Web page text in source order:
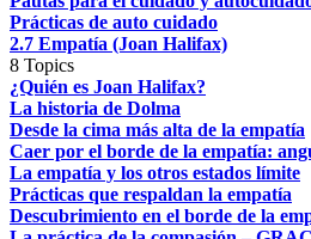
Prácticas de auto cuidado
2.7 Empatía (Joan Halifax)
8 Topics
¿Quién es Joan Halifax?
La historia de Dolma
Desde la cima más alta de la empatía
Caer por el borde de la empatía:
La empatía y los otros estados límite
Prácticas que respaldan la empatía
Descubrimiento en el borde de la